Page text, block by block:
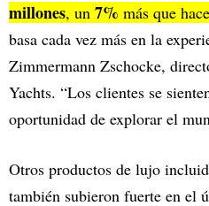
millones, un 7% más que
basa cada vez más en la
Zimmermann Zschocke,
Yachts. “Los clientes se
oportunidad de explorar el
Otros productos de lujo
también subieron fuerte en el